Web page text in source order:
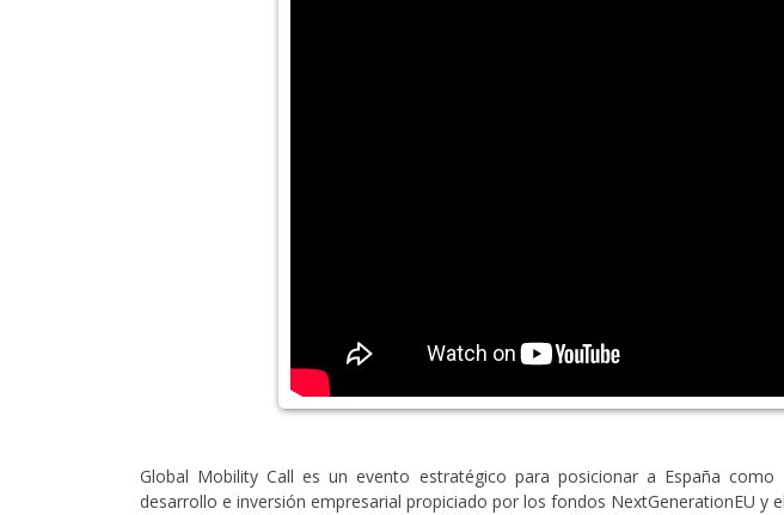
Global Mobility Call es un evento estratégico para posicionar a España como
desarrollo e inversión empresarial propiciado por los fondos NextGenerationEU y